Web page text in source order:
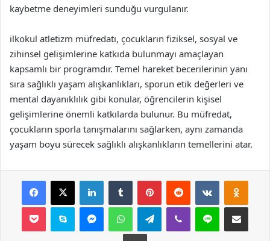
kaybetme deneyimleri sunduğu vurgulanır.
ilkokul atletizm müfredatı, çocukların fiziksel, sosyal ve
zihinsel gelişimlerine katkıda bulunmayı amaçlayan
kapsamlı bir programdır. Temel hareket becerilerinin yanı
sıra sağlıklı yaşam alışkanlıkları, sporun etik değerleri ve
mental dayanıklılık gibi konular, öğrencilerin kişisel
gelişimlerine önemli katkılarda bulunur. Bu müfredat,
çocukların sporla tanışmalarını sağlarken, aynı zamanda
yaşam boyu sürecek sağlıklı alışkanlıkların temellerini atar.
Facebook
X LinkedInTumblr PinterestReddit VKontakte
Pocket Skype MessengerWhatsAppTelegramViber Line E-Posta ile
Yazdır